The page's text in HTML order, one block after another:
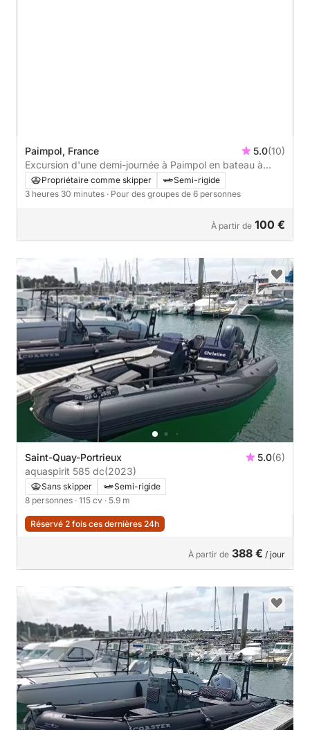
Paimpol, France 5.0(10)
Excursion d'une demi-journée à Paimpol en bateau à
moteur
Propriétaire comme skipper
Semi-rigide
3 heures 30 minutes · Pour des groupes de 6 personnes
À partir de 100 €
Saint-Quay-Portrieux 5.0(6)
aquaspirit 585 dc(2023)
Sans skipper
Semi-rigide
8 personnes · 115 cv · 5.9 m
Réservé 2 fois ces dernières 24h
À partir de 388 € / jour